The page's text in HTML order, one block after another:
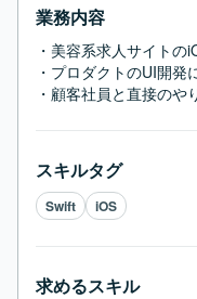
業務内容
・美容系求人サイトの
・プロダクトのUI開発
・顧客社員と直接のや
スキルタグ
Swift iOS
求めるスキル